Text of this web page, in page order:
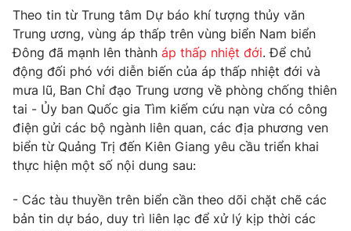
Thế giới đó đây
Câu chuyện quốc tế
Kinh tế
Tài chính
Thị trường
Góc doanh nghiệp
Dữ liệu và đời sống
Truyền hình
Phim VTV
Hậu trường
Nhân vật
Giải trí
Âm nhạc
Đời sống
Theo tin từ Trung tâm Dự báo khí tượng thủy văn
Trung ương, vùng áp thấp trên vùng biển Nam biển
Đông đã mạnh lên thành áp thấp nhiệt đới. Để chủ
động đối phó với diễn biến của áp thấp nhiệt đới và
mưa lũ, Ban Chỉ đạo Trung ương về phòng chống thiên
tai - Ủy ban Quốc gia Tìm kiếm cứu nạn vừa có công
điện gửi các bộ ngành liên quan, các địa phương ven
biển từ Quảng Trị đến Kiên Giang yêu cầu triển khai
thực hiện một số nội dung sau:
- Các tàu thuyền trên biển cần theo dõi chặt chẽ các
bản tin dự báo, duy trì liên lạc để xử lý kịp thời các